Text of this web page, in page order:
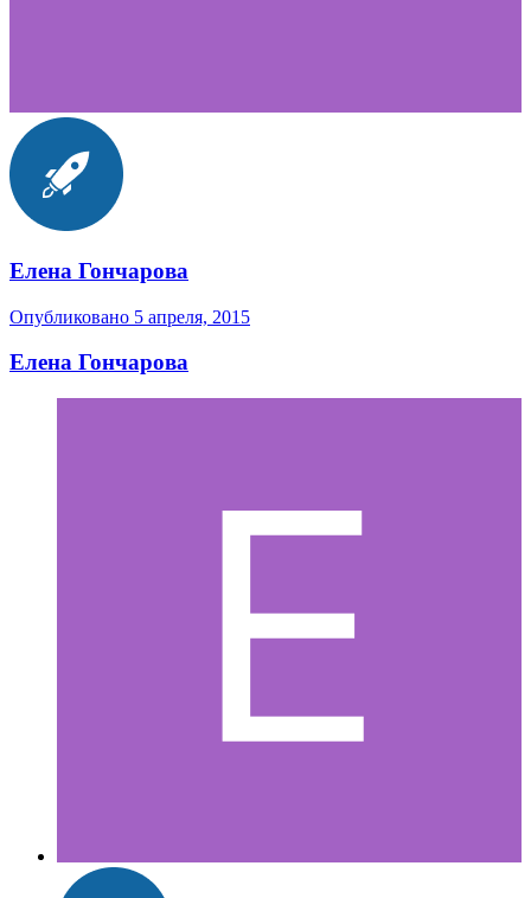
Елена Гончарова
Опубликовано 5 апреля, 2015
Елена Гончарова